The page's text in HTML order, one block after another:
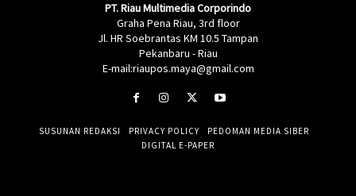
PT. Riau Multimedia Corporindo
Graha Pena Riau, 3rd floor
Jl. HR Soebrantas KM 10.5 Tampan
Pekanbaru - Riau
E-mail:riaupos.maya@gmail.com
SUSUNAN REDAKSI PRIVACY POLICY
PEDOMAN MEDIA SIBER
DIGITAL E-PAPER